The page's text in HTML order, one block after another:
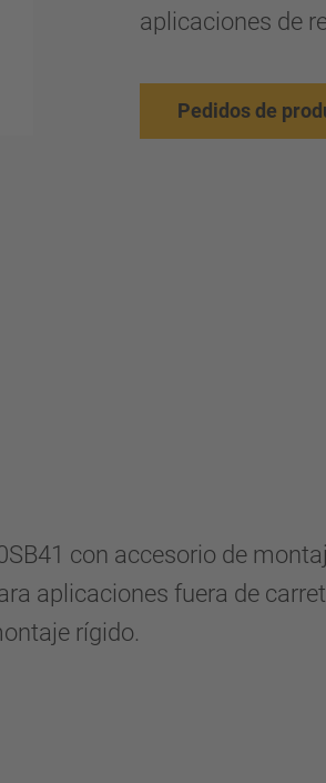
aplicaciones de
Pedidos de
con accesorio de
aplicaciones fuera de
rígido.